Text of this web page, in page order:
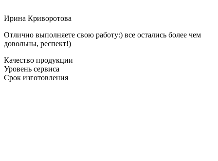
Ирина Криворотова
Отлично выполняете свою работу:) все остались более чем
довольны, респект!)
Качество продукции
Уровень сервиса
Срок изготовления